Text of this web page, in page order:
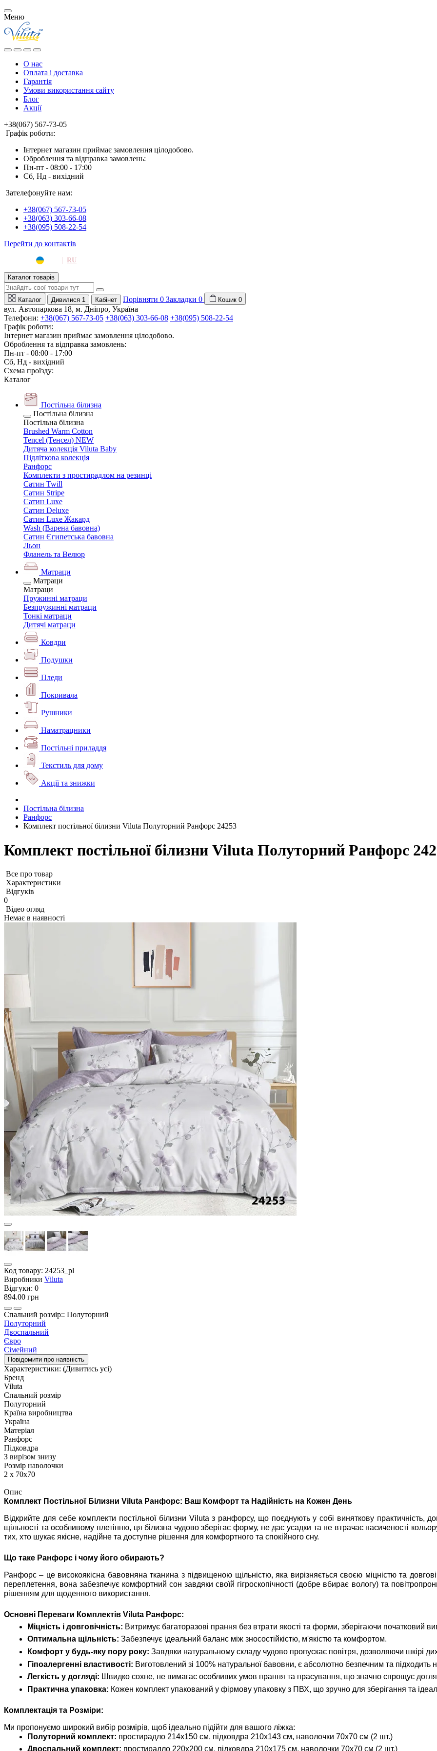
Меню
О нас
Оплата і доставка
Гарантія
Умови використання сайту
Блог
Акції
+38(067) 567-73-05
Графік роботи:
Інтернет магазин приймає замовлення цілодобово.
Оброблення та відправка замовлень:
Пн-пт - 08:00 - 17:00
Сб, Нд - вихідний
Зателефонуйте нам:
+38(067) 567-73-05
+38(063) 303-66-08
+38(095) 508-22-54
Перейти до контактів
| RU
Каталог товарів
Каталог Дивилися 1 Кабінет Порівняти 0 Закладки 0 Кошик 0
вул. Автопаркова 18, м. Дніпро, Україна
Телефони: +38(067) 567-73-05 +38(063) 303-66-08 +38(095) 508-22-54
Графік роботи:
Інтернет магазин приймає замовлення цілодобово.
Оброблення та відправка замовлень:
Пн-пт - 08:00 - 17:00
Сб, Нд - вихідний
Схема проїзду:
Каталог
Постільна білизна
Постільна білизна
Постільна білизна
Brushed Warm Cotton
Tencel (Тенсел) NEW
Дитяча колекція Viluta Baby
Підліткова колекція
Ранфорс
Комплекти з простирадлом на резинці
Сатин Twill
Сатин Stripe
Сатин Luxe
Сатин Deluxe
Сатин Luxe Жакард
Wash (Варена бавовна)
Сатин Єгипетська бавовна
Льон
Фланель та Велюр
Матраци
Матраци
Матраци
Пружинні матраци
Безпружинні матраци
Тонкі матраци
Дитячі матраци
Ковдри
Подушки
Пледи
Покривала
Рушники
Наматрацники
Постільні приладдя
Текстиль для дому
Акції та знижки
Постільна білизна
Ранфорс
Комплект постільної білизни Viluta Полуторний Ранфорс 24253
Комплект постільної білизни Viluta Полуторний Ранфорс
Все про товар
Характеристики
Відгуків
0
Відео огляд
Немає в наявності
Код товару: 24253_pl
Виробники Viluta
Відгуки: 0
894.00 грн
Спальний розмір:: Полуторний
Полуторний
Двоспальний
Євро
Сімейний
Повідомити про наявність
Характеристики: (Дивитись усі)
Бренд
Viluta
Спальний розмір
Полуторний
Країна виробництва
Україна
Матеріал
Ранфорс
Підковдра
З вирізом знизу
Розмір наволочки
2 х 70х70
Опис
Комплект Постільної Білизни Viluta Ранфорс: Ваш Комфорт та Надійність на Кожен День
Відкрийте для себе комплекти постільної білизни Viluta з ранфорсу, що поєднують у собі виняткову практичність,
щільності та особливому плетінню, ця білизна чудово зберігає форму, не дає усадки та не втрачає насиченості
тих, хто шукає якісне, надійне та доступне рішення для комфортного та спокійного сну.
Що таке Ранфорс і чому його обирають?
Ранфорс – це високоякісна бавовняна тканина з підвищеною щільністю, яка вирізняється своєю міцністю та
переплетення, вона забезпечує комфортний сон завдяки своїй гігроскопічності (добре вбирає вологу) та
рішенням для щоденного використання.
Основні Переваги Комплектів Viluta Ранфорс:
Міцність і довговічність: Витримує багаторазові прання без втрати якості та форми, зберігаючи початковий
Оптимальна щільність: Забезпечує ідеальний баланс між зносостійкістю, м'якістю та комфортом.
Комфорт у будь-яку пору року: Завдяки натуральному складу чудово пропускає повітря, дозволяючи шкірі
Гіпоалергенні властивості: Виготовлений зі 100% натуральної бавовни, є абсолютно безпечним та підходить
Легкість у догляді: Швидко сохне, не вимагає особливих умов прання та прасування, що значно спрощує
Практична упаковка: Кожен комплект упакований у фірмову упаковку з ПВХ, що зручно для зберігання та
Комплектація та Розміри:
Ми пропонуємо широкий вибір розмірів, щоб ідеально підійти для вашого ліжка:
Полуторний комплект: простирадло 214х150 см, підковдра 210х143 см, наволочки 70х70 см (2 шт.)
Двоспальний комплект: простирадло 220х200 см, підковдра 210х175 см, наволочки 70х70 см (2 шт.)